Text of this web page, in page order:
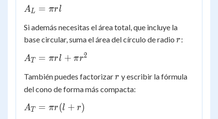
A_L
\pi
r l
AL = πrl
Si además necesitas el área total, que incluye la
base circular, suma el área del círculo de radio r
r:
A_T
\pi r
l +
\pi
r^2
AT = πrl + πr2
También puedes factorizarr
r y escribir la fórmula
del cono de forma más compacta:
A_T
AT = πr(l + r)